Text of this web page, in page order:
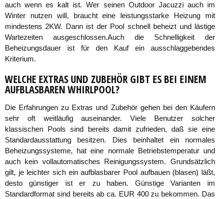
auch wenn es kalt ist. Wer seinen Outdoor Jacuzzi auch im
Winter nutzen will, braucht eine leistungsstarke Heizung mit
mindestens 2KW. Dann ist der Pool schnell beheizt und lästige
Wartezeiten ausgeschlossen.Auch die Schnelligkeit der
Beheizungsdauer ist für den Kauf ein ausschlaggebendes
Kriterium.
WELCHE EXTRAS UND ZUBEHÖR GIBT ES BEI EINEM
AUFBLASBAREN WHIRLPOOL?
Die Erfahrungen zu Extras und Zubehör gehen bei den Käufern
sehr oft weitläufig auseinander. Viele Benutzer solcher
klassischen Pools sind bereits damit zufrieden, daß sie eine
Standardausstattung besitzen. Dies beinhaltet ein normales
Beheizungssysteme, hat eine normale Betriebstemperatur und
auch kein vollautomatisches Reinigungssystem. Grundsätzlich
gilt, je leichter sich ein aufblasbarer Pool aufbauen (blasen) läßt,
desto günstiger ist er zu haben. Günstige Varianten im
Standardformat sind bereits ab ca. EUR 400 zu bekommen. Das